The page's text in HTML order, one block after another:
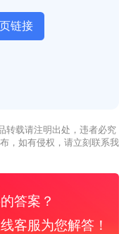
链接
转载请注明出处，违者必究
，如有侵权，请立刻联系我
答案？
客服为您解答！